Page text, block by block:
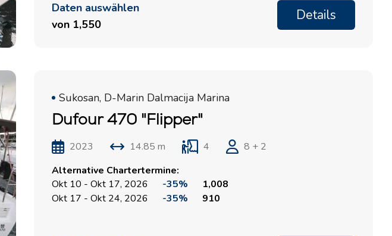
Daten auswählen
von 1,550
Details
Sukosan, D-Marin Dalmacija Marina
Dufour 470 "Flipper"
2023 14.85 m 4
8 + 2
Alternative Chartertermine:
Okt 10 - Okt 17, 2026
-35%
1,008
Okt 17 - Okt 24, 2026
-35% 910
Destinations
Segelregion Zadar
Biograd na Moru
Segelregion Šibenik
Vodice
Rogoznica
Segelregion Split
Trogir
Segelregion Dubrovnik
Istrien Segelregion
Marina Frapa, Rogoznica
Yachtclub Seget - Marina
Baotic
Marina Trogir - SCT
Sukošan